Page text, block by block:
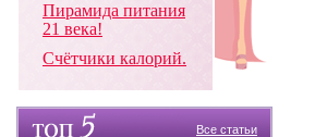
Пирамида питания
21 века!
Счётчики калорий.
Все статьи